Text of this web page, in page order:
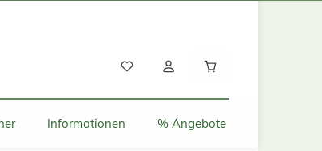
Informationen % Angebote